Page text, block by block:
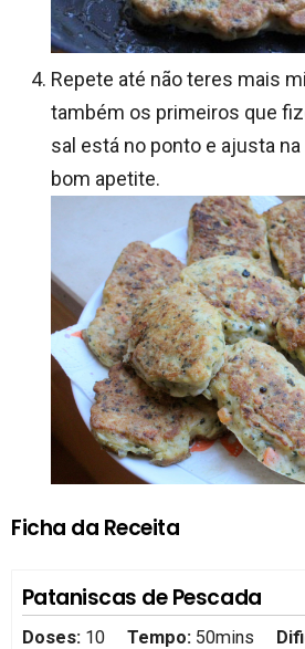
Repete até não teres mais
também os primeiros que
sal está no ponto e ajusta
bom apetite.
Ficha da Receita
Pataniscas de Pescada
Doses: 10 Tempo: 50mins